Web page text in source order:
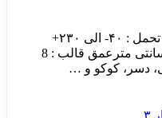
جنس : سیلیکون نسوزدمای قالب تحمل : ۴۰- الی ۲۳۰+
درجه سانتی گرادقطر قالب : 24 سانتی مترعمق قالب : 8
دسر، کوکو و …